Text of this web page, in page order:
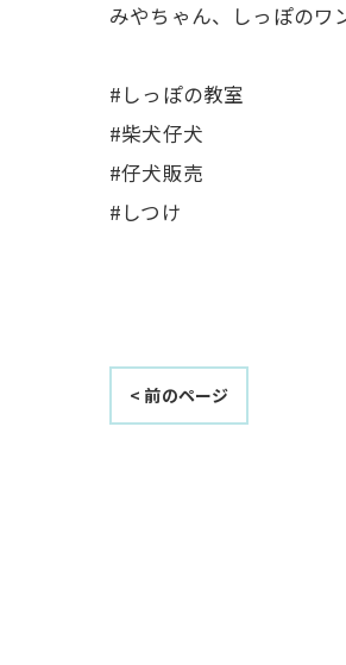
みやちゃん、しっぽのワ
#しっぽの教室
#柴犬仔犬
#仔犬販売
#しつけ
< 前のページ